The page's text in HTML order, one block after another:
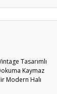
Tasarımlı
Kaymaz
Modern Halı